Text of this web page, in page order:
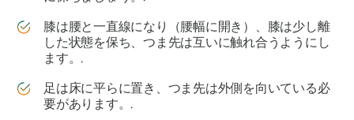
膝は腰と一直線になり（腰幅に開き）、膝は少し離
した状態を保ち、つま先は互いに触れ合うようにし
ます。.
足は床に平らに置き、つま先は外側を向いている必
要があります。.